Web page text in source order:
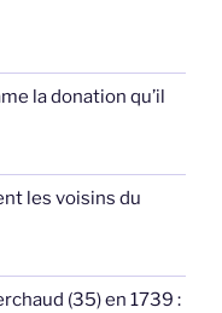
la donation qu’il
les voisins du
(35) en 1739 :